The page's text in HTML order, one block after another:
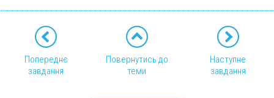
Попереднє
завдання
Повернутись до
теми
Наступне
завдання